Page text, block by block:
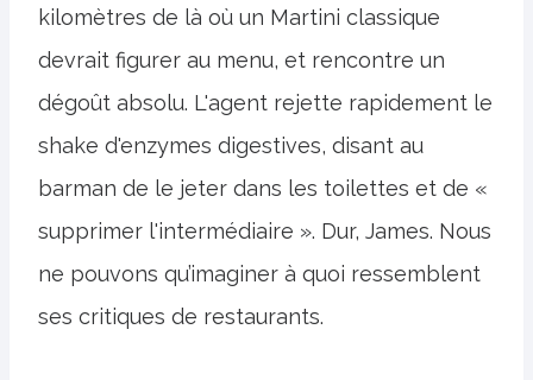
kilomètres de là où un Martini classique
devrait figurer au menu, et rencontre un
dégoût absolu. L'agent rejette rapidement le
shake d'enzymes digestives, disant au
barman de le jeter dans les toilettes et de «
supprimer l'intermédiaire ». Dur, James. Nous
ne pouvons qu’imaginer à quoi ressemblent
ses critiques de restaurants.